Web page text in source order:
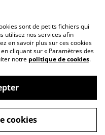
Politique de cookies
powered by
sont de petits fichiers qui
utilisez nos services afin
en savoir plus sur ces cookies
cliquant sur « Paramètres des
notre politique de cookies.
cookies